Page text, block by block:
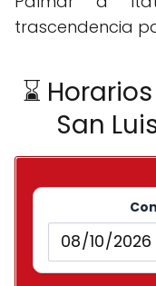
trascendencia
⌛
San